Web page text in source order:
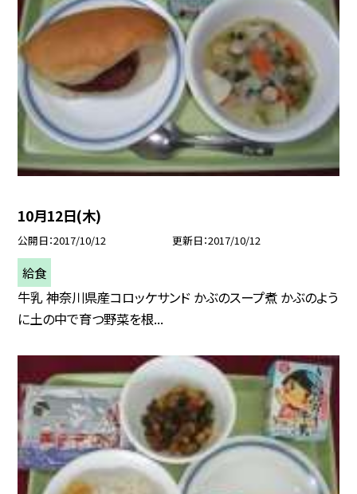
10月12日(木)
公開日 2017/10/12 更新日 2017/10/12
給食
牛乳 神奈川県産コロッケサンド かぶのスープ煮 かぶのよう
に土の中で育つ野菜を根...